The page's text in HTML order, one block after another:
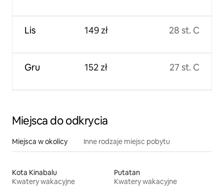
Lis
Gru
149 zł
152 zł
28 st. C
27 st. C
Miejsca do odkrycia
Miejsca w okolicy Inne rodzaje miejsc pobytu
Kota Kinabalu
Kwatery wakacyjne
Putatan
Kwatery wakacyjne